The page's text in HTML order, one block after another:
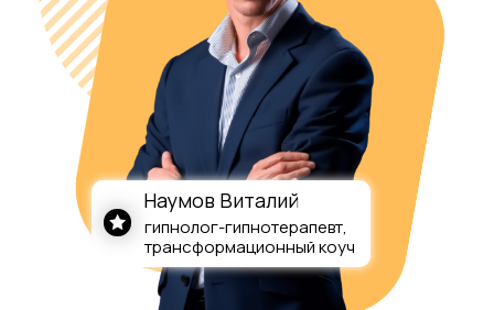
Наумов Виталий
гипнолог-гипнотерапевт,
трансформационный коуч